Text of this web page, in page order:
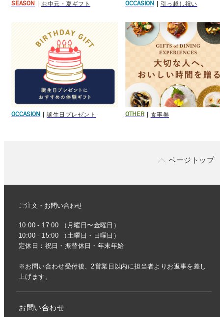
SEASON お中元・夏ギフト OCCASION 引っ越し祝い
OCCASION 誕生日プレゼント OTHER 食事券
ページトップ
ご注文・お問い合わせ
10:00 - 17:00 （月曜日〜金曜日）
10:00 - 15:00 （土曜日・日曜日）
定休日：祝日・振替休日・年末年始
※お問い合わせ受付後、2営業日以内に担当者よりお返事を差し
上げます。
お問い合わせ